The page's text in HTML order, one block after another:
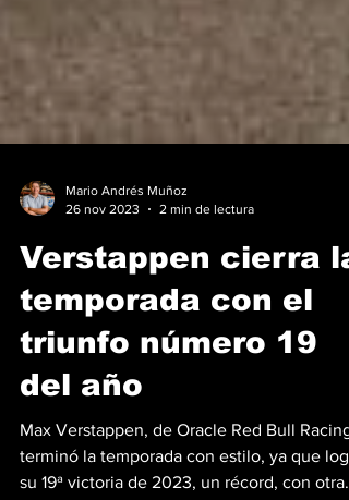
Verstappen cierra la
temporada con el
triunfo número 19
del año
Max Verstappen, de Oracle Red Bull Racing,
terminó la temporada con estilo, ya que